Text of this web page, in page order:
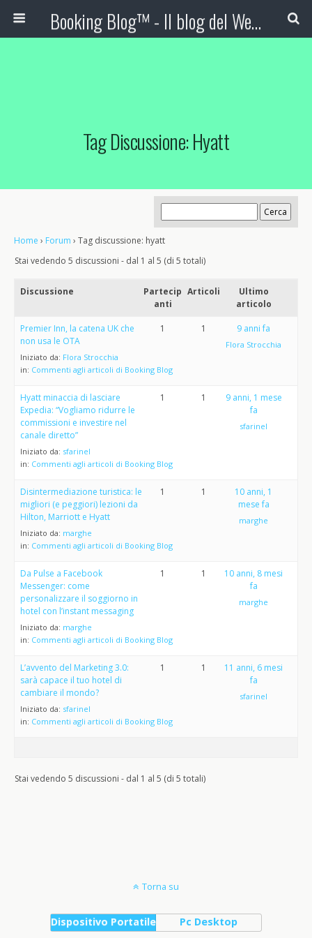
Booking Blog™ - Il blog del Web Marketing Turistico
Tag Discussione: Hyatt
Home › Forum › Tag discussione: hyatt
Stai vedendo 5 discussioni - dal 1 al 5 (di 5 totali)
Discussione
Partecip
anti
Articoli
Ultimo
articolo
Premier Inn, la catena UK che
non usa le OTA
Iniziato da: Flora Strocchia
in: Commenti agli articoli di Booking Blog
1 1 9 anni fa
Flora Strocchia
Hyatt minaccia di lasciare
Expedia: “Vogliamo ridurre le
commissioni e investire nel
canale diretto”
Iniziato da: sfarinel
in: Commenti agli articoli di Booking Blog
1 1
9 anni, 1 mese
fa
sfarinel
Disintermediazione turistica: le
migliori (e peggiori) lezioni da
Hilton, Marriott e Hyatt
Iniziato da: marghe
in: Commenti agli articoli di Booking Blog
1 1
10 anni, 1
mese fa
marghe
Da Pulse a Facebook
Messenger: come
personalizzare il soggiorno in
hotel con l’instant messaging
Iniziato da: marghe
in: Commenti agli articoli di Booking Blog
1 1
10 anni, 8 mesi
fa
marghe
L’avvento del Marketing 3.0:
sarà capace il tuo hotel di
cambiare il mondo?
Iniziato da: sfarinel
in: Commenti agli articoli di Booking Blog
1 1
11 anni, 6 mesi
fa
sfarinel
Stai vedendo 5 discussioni - dal 1 al 5 (di 5 totali)
Torna su
Dispositivo Portatile Pc Desktop